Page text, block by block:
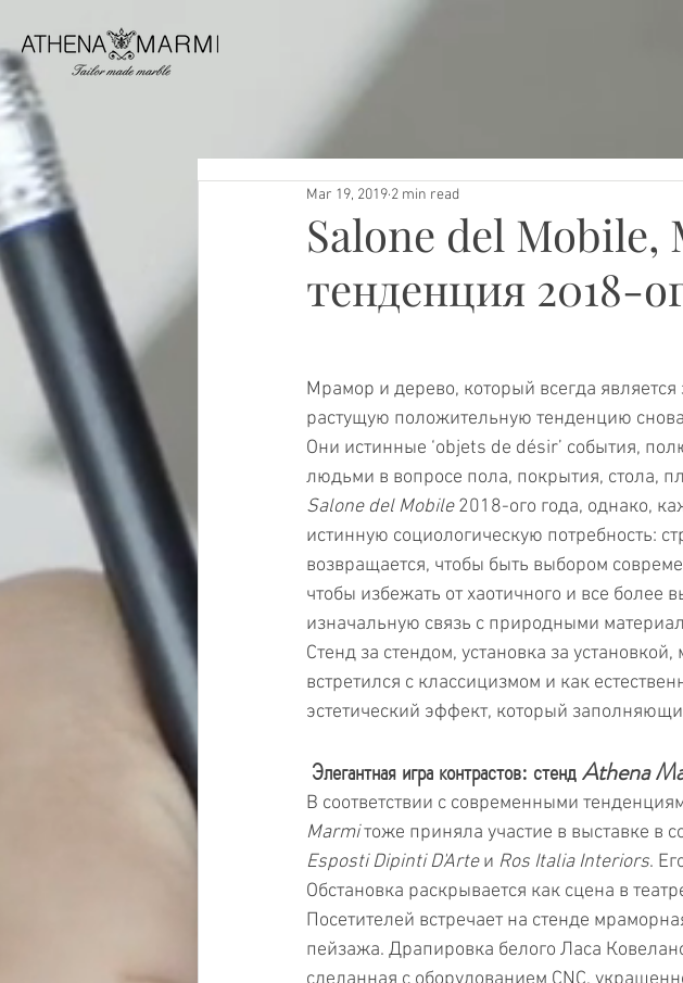
Salone del
тенденция 2018-
Mar 19, 2019 2 min read
Мрамор и дерево, который всегда
растущую положительную тенденцию снова
Они истинные ‘objets de désir’ события,
людьми в вопросе пола, покрытия, стола,
Salone del Mobile 2018-ого года, однако,
истинную социологическую потребность:
возвращается, чтобы быть выбором
чтобы избежать от хаотичного и все более
изначальную связь с природными
Стенд за стендом, установка за
встретился с классицизмом и как
эстетический эффект, который
Элегантная игра контрастов: стенд Athena
В соответствии с современными
Marmi тоже приняла участие в выставке в
Esposti Dipinti D'Arte и Ros Italia Interiors.
Обстановка раскрывается как сцена в
Посетителей встречает на стенде
пейзажа. Драпировка белого Ласа